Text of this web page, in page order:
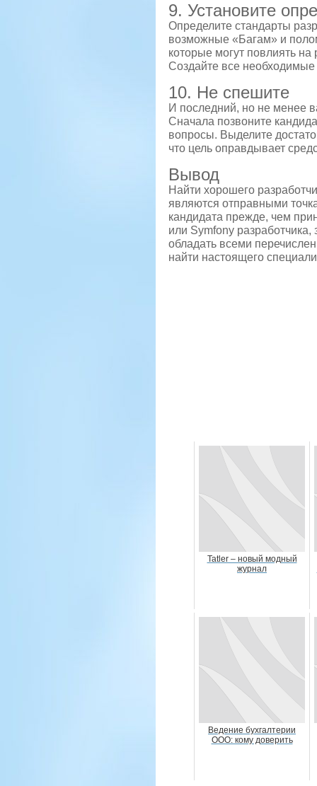
9. Установите
Определите стандарты
возможные «Багам» и
которые могут повлиять
Создайте все
10. Не спешите
И последний, но не менее
Сначала позвоните
вопросы. Выделите
что цель оправдывает
Вывод
Найти хорошего
являются отправными
кандидата прежде, чем
или Symfony разработчика,
обладать всеми
найти настоящего
Tatler – новый модный
журнал
Ведение бухгалтерии
ООО: кому доверить